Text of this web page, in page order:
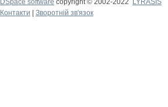
DSpace software copyright © 2002-2022
LYRASIS
Контакти
Зворотній зв'язок